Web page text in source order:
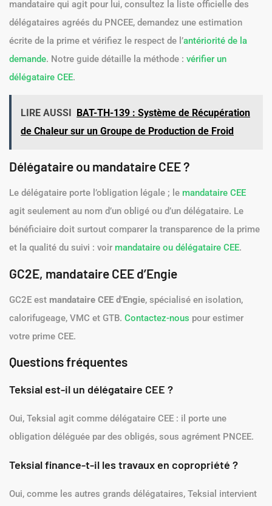
mandataire qui agit pour lui, consultez la liste officielle des
délégataires agréés du PNCEE, demandez une estimation
écrite de la prime et vérifiez le respect de l’antériorité de la
demande. Notre guide détaille la méthode : vérifier un
délégataire CEE.
LIRE AUSSI BAT-TH-139 : Système de Récupération
de Chaleur sur un Groupe de Production de Froid
Délégataire ou mandataire CEE ?
Le délégataire porte l’obligation légale ; le mandataire CEE
agit seulement au nom d’un obligé ou d’un délégataire. Le
bénéficiaire doit surtout comparer la transparence de la prime
et la qualité du suivi : voir mandataire ou délégataire CEE.
GC2E, mandataire CEE d’Engie
GC2E est mandataire CEE d’Engie, spécialisé en isolation,
calorifugeage, VMC et GTB. Contactez-nous pour estimer
votre prime CEE.
Questions fréquentes
Teksial est-il un délégataire CEE ?
Oui, Teksial agit comme délégataire CEE : il porte une
obligation déléguée par des obligés, sous agrément PNCEE.
Teksial finance-t-il les travaux en copropriété ?
Oui, comme les autres grands délégataires, Teksial intervient